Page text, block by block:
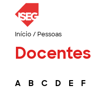
Início/ Pessoas
Docentes
A B C D E F